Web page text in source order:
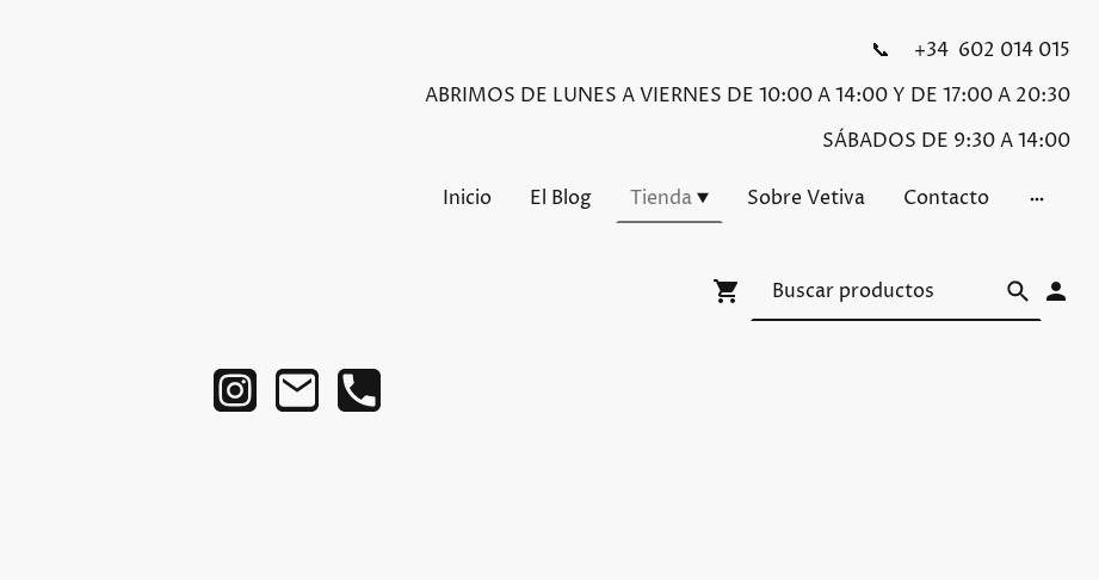
📞 +34 602 014 015
ABRIMOS DE LUNES A VIERNES DE 10:00 A 14:00 Y DE 17:00 A 20:30
SÁBADOS DE 9:30 A 14:00
Inicio El Blog Tienda Sobre Vetiva Contacto